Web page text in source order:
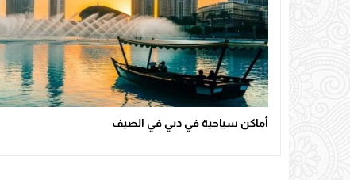
أماكن سياحية في دبي في الصيف